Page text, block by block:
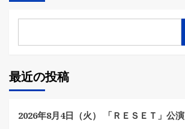
ペ
ー
り
最近の投稿
2026年8月4日（火） 「ＲＥＳＥＴ」公演